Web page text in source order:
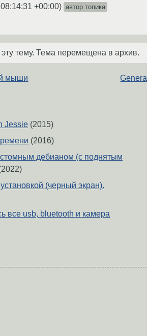
+00:00) автор топика
тему. Тема перемещена в архив.
мыши General
Jessie (2015)
(2016)
дебианом (с поднятым
(черный экран).
все usb, bluetooth и камера